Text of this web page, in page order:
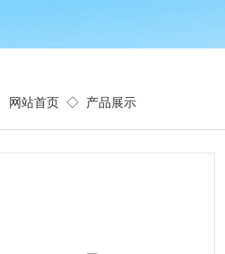
网站首页 ◇ 产品展示